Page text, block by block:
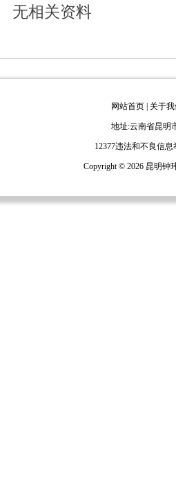
无相关资料
网站首页 关于
地址:云南省昆明
12377违法和不良信
Copyright © 2026 昆明钟